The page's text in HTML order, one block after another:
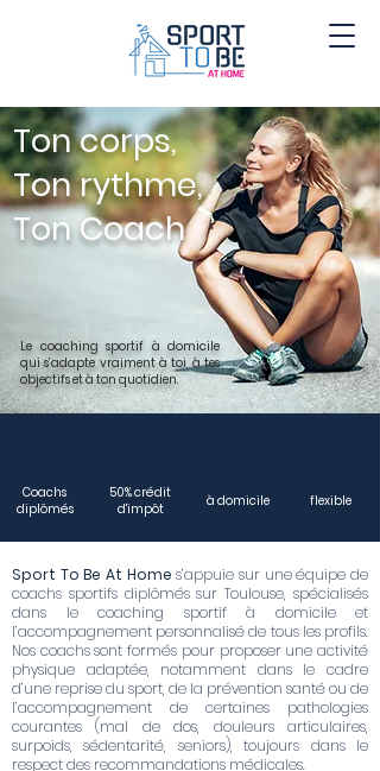
Ton corps,
Ton rythme,
Ton Coach
Le coaching sportif à domicile
qui s’adapte vraiment à toi, à tes
objectifs et à ton quotidien.
Coachs
diplômés
50% crédit
d'impôt
à domicile flexible
Sport To Be At Homes’appuie sur une équipe de
coachs sportifs diplômés sur Toulouse, spécialisés
dans le coaching sportif à domicile et
l’accompagnement personnalisé de tous les profils.
Nos coachs sont formés pour proposer une activité
physique adaptée, notamment dans le cadre
d’une reprise du sport, de la prévention santé ou de
l’accompagnement de certaines pathologies
courantes (mal de dos, douleurs articulaires,
surpoids, sédentarité, seniors), toujours dans le
respect des recommandations médicales.